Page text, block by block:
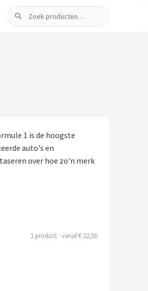
Zoeken
1 is de hoogste
auto's en
over hoe zo'n merk
1 product · vanaf € 22,50